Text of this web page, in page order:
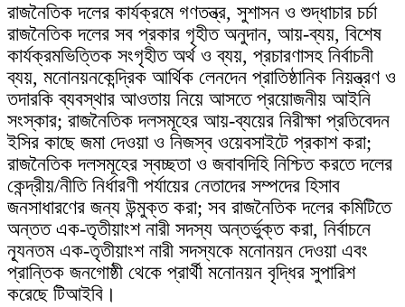
রাজনৈতিক দলের কার্যক্রমে গণতন্ত্র, সুশাসন ও শুদ্ধাচার চর্চা
রাজনৈতিক দলের সব প্রকার গৃহীত অনুদান, আয়-ব্যয়, বিশেষ
কার্যক্রমভিত্তিক সংগৃহীত অর্থ ও ব্যয়, প্রচারণাসহ নির্বাচনী
ব্যয়, মনোনয়নকেন্দ্রিক আর্থিক লেনদেন প্রাতিষ্ঠানিক নিয়ন্ত্রণ ও
তদারকি ব্যবস্থার আওতায় নিয়ে আসতে প্রয়োজনীয় আইনি
সংস্কার; রাজনৈতিক দলসমূহের আয়-ব্যয়ের নিরীক্ষা প্রতিবেদন
ইসির কাছে জমা দেওয়া ও নিজস্ব ওয়েবসাইটে প্রকাশ করা;
রাজনৈতিক দলসমূহের স্বচ্ছতা ও জবাবদিহি নিশ্চিত করতে দলের
কেন্দ্রীয়/নীতি নির্ধারণী পর্যায়ের নেতাদের সম্পদের হিসাব
জনসাধারণের জন্য উন্মুক্ত করা; সব রাজনৈতিক দলের কমিটিতে
অন্তত এক-তৃতীয়াংশ নারী সদস্য অন্তর্ভুক্ত করা, নির্বাচনে
ন্যূনতম এক-তৃতীয়াংশ নারী সদস্যকে মনোনয়ন দেওয়া এবং
প্রান্তিক জনগোষ্ঠী থেকে প্রার্থী মনোনয়ন বৃদ্ধির সুপারিশ
করেছে টিআইবি।